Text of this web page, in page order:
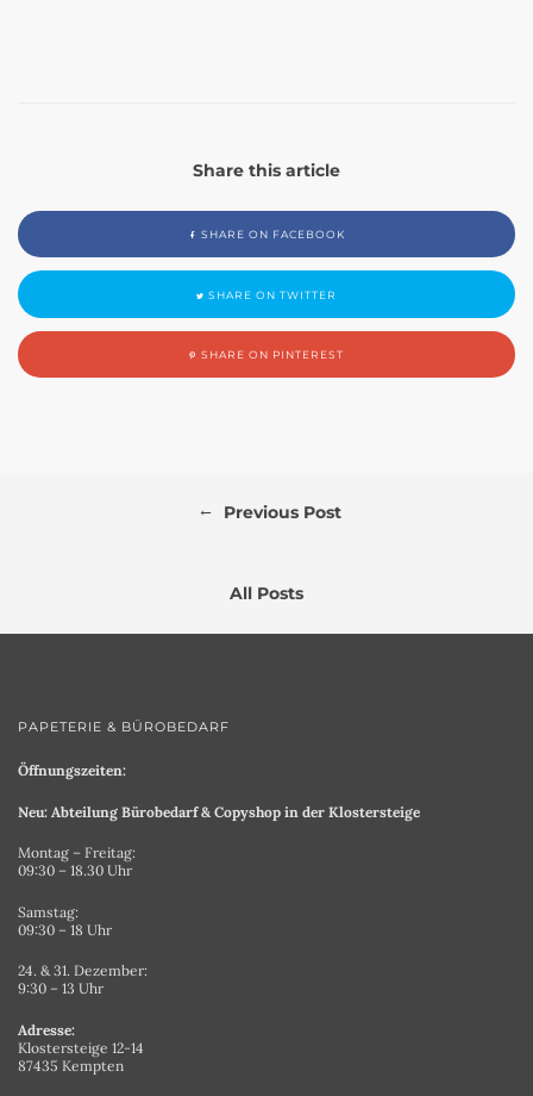
Share this article
SHARE ON FACEBOOK
SHARE ON TWITTER
SHARE ON PINTEREST
← Previous Post
All Posts
PAPETERIE & BÜROBEDARF
Öffnungszeiten:
Neu: Abteilung Bürobedarf & Copyshop in der Klostersteige
Montag – Freitag:
09:30 – 18.30 Uhr
Samstag:
09:30 – 18 Uhr
24. & 31. Dezember:
9:30 – 13 Uhr
Adresse:
Klostersteige 12-14
87435 Kempten